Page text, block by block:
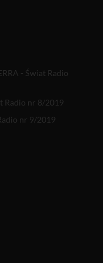
- Świat Radio
Radio nr 8/2019
nr 9/2019